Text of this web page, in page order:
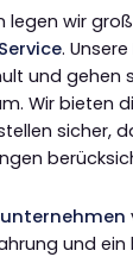
legen wir
Service.
und gehen
Wir bieten
sicher,
und ein